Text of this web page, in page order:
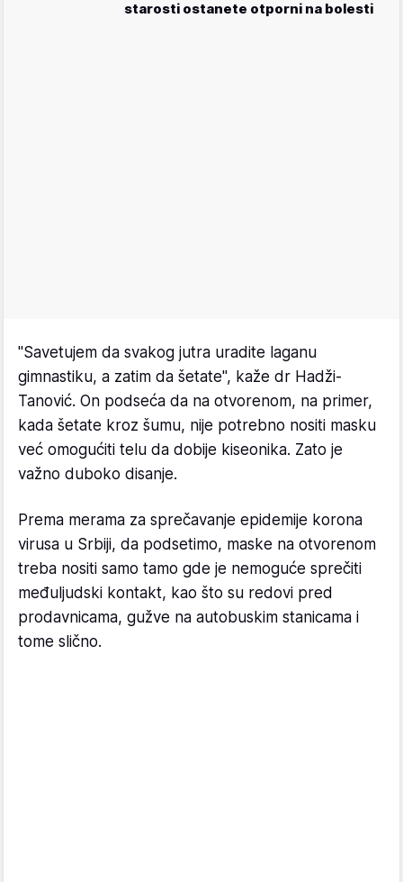
starosti ostanete otporni na bolesti
"Savetujem da svakog jutra uradite laganu
gimnastiku, a zatim da šetate", kaže dr Hadži-
Tanović. On podseća da na otvorenom, na primer,
kada šetate kroz šumu, nije potrebno nositi masku
već omogućiti telu da dobije kiseonika. Zato je
važno duboko disanje.
Prema merama za sprečavanje epidemije korona
virusa u Srbiji, da podsetimo, maske na otvorenom
treba nositi samo tamo gde je nemoguće sprečiti
međuljudski kontakt, kao što su redovi pred
prodavnicama, gužve na autobuskim stanicama i
tome slično.